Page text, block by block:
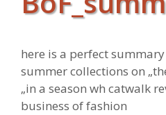
here is a perfect
summer collections on
„in a season wh catwalk
business of fashion